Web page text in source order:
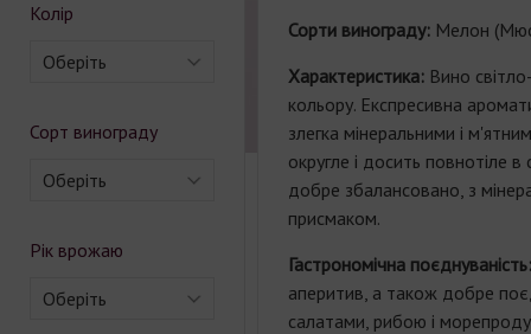
Колір
Оберіть
Сорт винограду
Оберіть
Рік врожаю
Оберіть
Сорти винограду: Мелон
Характеристика:Вино
кольору. Експресивна
злегка мінеральними і
округле і досить повнотіле
добре збалансовано, з
присмаком.
Гастрономічна
аперитив, а також добре
салатами, рибою і